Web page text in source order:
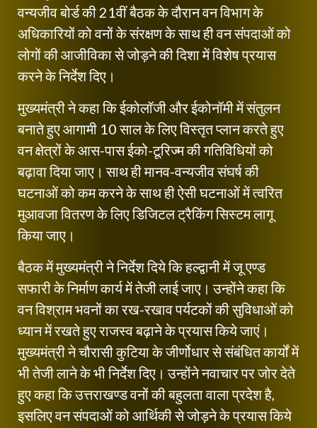
वन्यजीव बोर्ड की 21वीं बैठक के दौरान वन विभाग के
अधिकारियों को वनों के संरक्षण के साथ ही वन संपदाओं को
लोगों की आजीविका से जोड़ने की दिशा में विशेष प्रयास
करने के निर्देश दिए।
मुख्यमंत्री ने कहा कि ईकोलॉजी और ईकोनॉमी में संतुलन
बनाते हुए आगामी 10 साल के लिए विस्तृत प्लान करते हुए
वन क्षेत्रों के आस-पास ईको-टूरिज्म की गतिविधियों को
बढ़ावा दिया जाए। साथ ही मानव-वन्यजीव संघर्ष की
घटनाओं को कम करने के साथ ही ऐसी घटनाओं में त्वरित
मुआवजा वितरण के लिए डिजिटल ट्रैकिंग सिस्टम लागू
किया जाए।
बैठक में मुख्यमंत्री ने निर्देश दिये कि हल्द्वानी में जू एण्ड
सफारी के निर्माण कार्य में तेजी लाई जाए। उन्होंने कहा कि
वन विश्राम भवनों का रख-रखाव पर्यटकों की सुविधाओं को
ध्यान में रखते हुए राजस्व बढ़ाने के प्रयास किये जाएं।
मुख्यमंत्री ने चौरासी कुटिया के जीर्णोधार से संबंधित कार्यों में
भी तेजी लाने के भी निर्देश दिए। उन्होंने नवाचार पर जोर देते
हुए कहा कि उत्तराखण्ड वनों की बहुलता वाला प्रदेश है,
इसलिए वन संपदाओं को आर्थिकी से जोड़ने के प्रयास किये